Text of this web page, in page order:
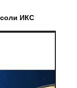
ИКС